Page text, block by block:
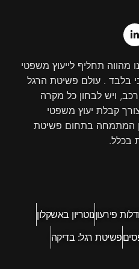
e
r
d
i
n
i
n
מהווה תחליף לייעוץ משפטי
בלבד . עולם פשיטת הרגל
ויש לבחון כל מקרה
קבלת יעוץ משפטי
המתמחה בתחום פשיטת
בכלל.
פירעוןנוטריון באשקלון
פשיטת רגל: בדיקה